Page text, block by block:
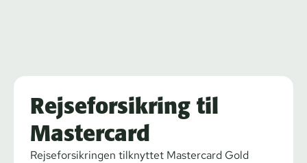
Rejseforsikring til
Mastercard
Rejseforsikringen tilknyttet Mastercard Gold